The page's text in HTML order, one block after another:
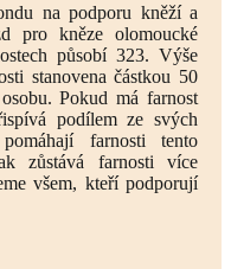
na podporu kněží a
pro kněze olomoucké
působí 323. Výše
stanovena částkou 50
Pokud má farnost
podílem ze svých
farnosti tento
zůstává farnosti více
všem, kteří podporují